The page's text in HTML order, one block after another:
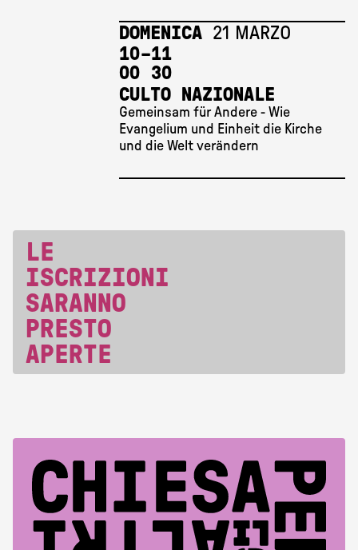
DOMENICA 21 MARZO
10
00
–11
30
CULTO NAZIONALE
Gemeinsam für Andere - Wie
Evangelium und Einheit die Kirche
und die Welt verändern
LE
ISCRIZIONI
SARANNO
PRESTO
APERTE